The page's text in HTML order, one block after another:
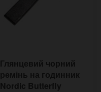
Глянцевий чорний
ремінь на годинник
Nordic Butterfly